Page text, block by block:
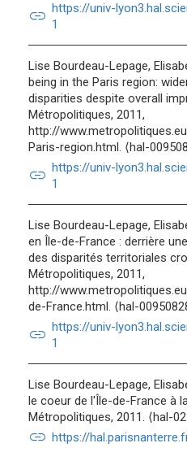
link https://univ-
1
Lise Bourdeau-Lepage,
being in the Paris region:
disparities despite overall
Métropolitiques, 2011,
http://
Paris-region.html. ⟨hal-
link https://univ-
1
Lise Bourdeau-Lepage,
en Île-de-France : derrière
des disparités territoriales
Métropolitiques, 2011,
http://
de-France.html. ⟨hal-
link https://univ-
1
Lise Bourdeau-Lepage,
le coeur de l'Île-de-France à
Métropolitiques, 2011. ⟨hal-
link https://